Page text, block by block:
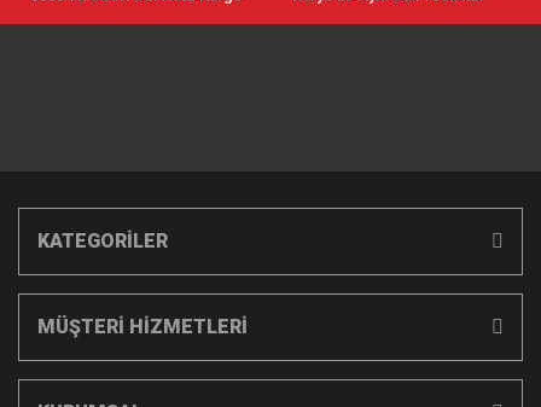
KATEGORİLER
MÜŞTERİ HİZMETLERİ